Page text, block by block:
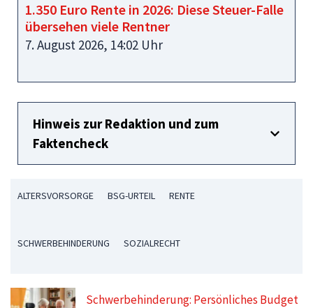
1.350 Euro Rente in 2026: Diese Steuer-Falle
übersehen viele Rentner
7. August 2026, 14:02 Uhr
Hinweis zur Redaktion und zum
Faktencheck
ALTERSVORSORGE BSG-URTEIL RENTE
SCHWERBEHINDERUNG SOZIALRECHT
Schwerbehinderung: Persönliches Budget